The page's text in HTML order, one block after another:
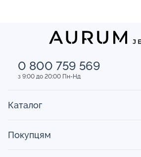
0 800 759 569
з 9:00 до 20:00 Пн-Нд
Каталог
Покупцям